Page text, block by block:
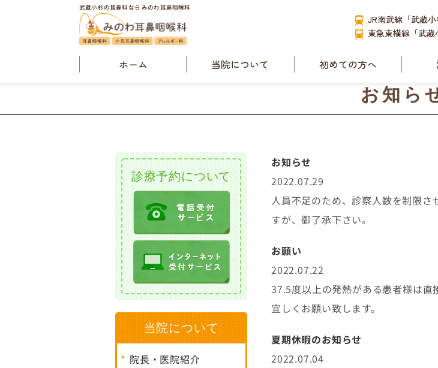
武蔵小杉の耳鼻科なら みのわ耳鼻咽喉科
JR南武線「武蔵
東急東横線「武
ホーム
当院について
クリニックニュース
初めての方へ
耳管
お知ら
お知らせ
2022.07.29
人員不足のため、診察人数を制限さ
すが、御了承下さい。
お願い
2022.07.22
37.5度以上の発熱がある患者様は直
宜しくお願い致します。
夏期休暇のお知らせ
2022.07.04
診療予約について
当院について
院長・医院紹介